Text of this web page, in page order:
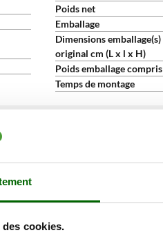
cookies.
Poids net
Emballage
Dimensions emballage(s)
original cm (L x l x H)
Poids emballage compris
Temps de montage
d’une remise